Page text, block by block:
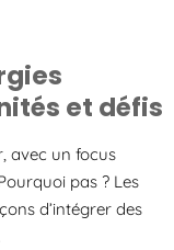
et défis
avec un focus
pas ? Les
d’intégrer des